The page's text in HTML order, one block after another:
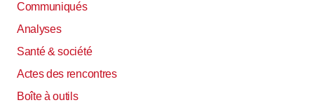
Communiqués
Analyses
Santé & société
Actes des rencontres
Boîte à outils